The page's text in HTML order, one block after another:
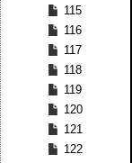
115
116
117
118
119
120
121
122